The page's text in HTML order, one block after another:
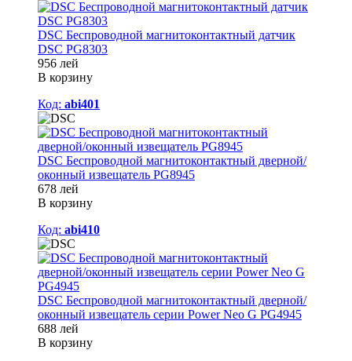
DSC Беспроводной магнитоконтактный датчик
DSC PG8303
956 лей
В корзину
Код: abi401
DSC Беспроводной магнитоконтактный дверной/
оконный извещатель PG8945
678 лей
В корзину
Код: abi410
DSC Беспроводной магнитоконтактный дверной/
оконный извещатель серии Power Neo G PG4945
688 лей
В корзину